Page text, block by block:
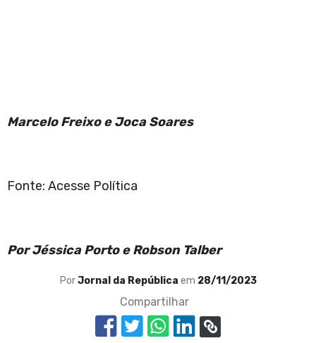
Marcelo Freixo e Joca Soares
Fonte: Acesse Política
Por Jéssica Porto e Robson Talber
PorJornal da República em 28/11/2023
Compartilhar